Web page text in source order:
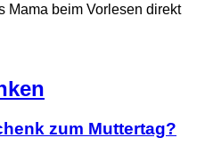
Mama beim Vorlesen direkt
zum Muttertag?